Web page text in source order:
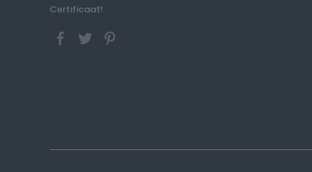
Certificaat!